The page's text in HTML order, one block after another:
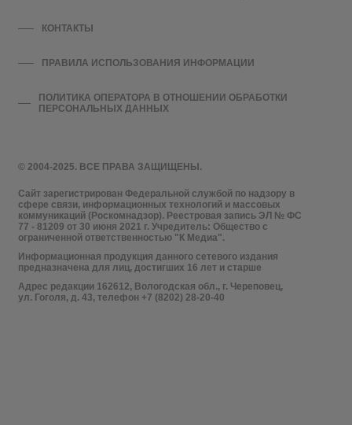
© 2004-2025. ВСЕ ПРАВА ЗАЩИЩЕНЫ.
Сайт зарегистрирован Федеральной службой по надзору в
сфере связи, информационных технологий и массовых
коммуникаций (Роскомнадзор). Реестровая запись ЭЛ № ФС
77 - 81209 от 30 июня 2021 г. Учредитель: Общество с
ограниченной ответственностью "К Медиа".
Информационная продукция данного сетевого издания
предназначена для лиц, достигших 16 лет и старше
Адрес редакции 162612, Вологодская обл., г. Череповец,
ул. Гоголя, д. 43, телефон +7 (8202) 28-20-40
КОНТАКТЫ
ПРАВИЛА ИСПОЛЬЗОВАНИЯ ИНФОРМАЦИИ
ПОЛИТИКА ОПЕРАТОРА В ОТНОШЕНИИ ОБРАБОТКИ
ПЕРСОНАЛЬНЫХ ДАННЫХ